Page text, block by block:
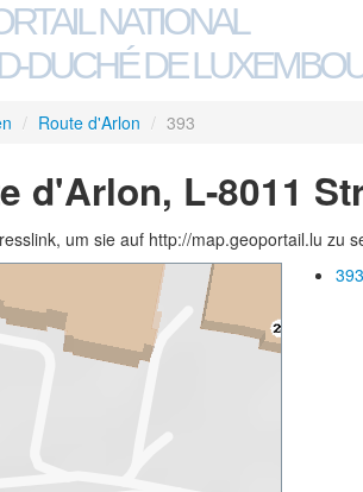
NATIONAL
DUCHÉ DE
/ Route d'Arlon / 393
d'Arlon, L-8011
um sie auf http://map.geoportail.lu zu